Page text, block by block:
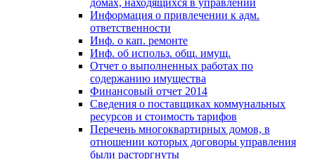
Информация о привлечении к адм.
ответственности
Инф. о кап. ремонте
Инф. об использ. общ. имущ.
Отчет о выполненных работах по
содержанию имущества
Финансовый отчет 2014
Сведения о поставщиках коммунальных
ресурсов и стоимость тарифов
Перечень многоквартирных домов, в
отношении которых договоры управления
были расторгнуты